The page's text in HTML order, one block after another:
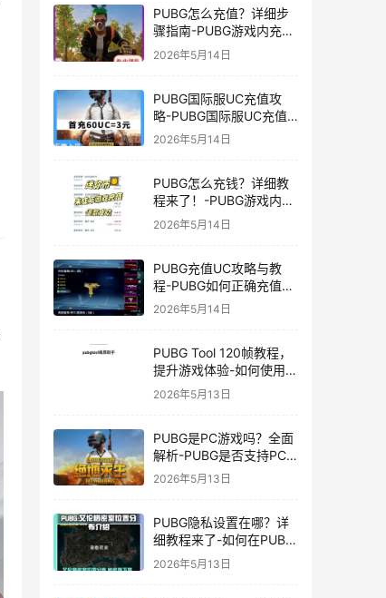
PUBG怎么充值？详细步
骤指南-PUBG游戏内充值
方法及常见问题解答
2026年5月14日
PUBG国际服UC充值攻
略-PUBG国际服UC充值
方法及注意事项
2026年5月14日
PUBG怎么充钱？详细教
程来了！-PUBG游戏内购
买充值方法及注意事项
2026年5月14日
PUBG充值UC攻略与教
程-PUBG如何正确充值
UC获取游戏内货币
2026年5月14日
PUBG Tool 120帧教程，
提升游戏体验-如何使用
PUBG Tool实现120帧流
畅游戏
2026年5月13日
PUBG是PC游戏吗？全面
解析-PUBG是否支持PC
平台及游戏玩法介绍
2026年5月13日
PUBG隐私设置在哪？详
细教程来了-如何在PUBG
中设置隐私选项保护个人
2026年5月13日